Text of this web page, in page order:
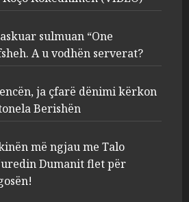
sulmuan “One Albania”,
ngjarja u fsheh. A u vodhën
serverat?
MARCH 25, 2025
Prokuroria jep pretencën, ja
çfarë dënimi kërkon për
Berishën
MARCH 25, 2025
sulmuan “One
A u vodhën serverat?
ja çfarë dënimi kërkon
Berishën
më ngjau me Talo
Dumanit flet për